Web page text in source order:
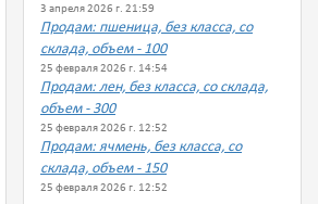
3 апреля 2026 г. 21:59
Продам: пшеница, без класса, со
склада, объем - 100
25 февраля 2026 г. 14:54
Продам: лен, без класса, со склада,
объем - 300
25 февраля 2026 г. 12:52
Продам: ячмень, без класса, со
склада, объем - 150
25 февраля 2026 г. 12:52